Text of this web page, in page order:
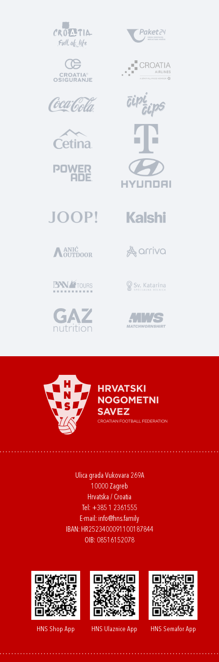
Ulica grada Vukovara 269A
10000 Zagreb
Hrvatska / Croatia
Tel: +385 1 2361555
E-mail: info@hns.family
IBAN: HR2523400091100187844
OIB: 08516152078
HNS Shop App HNS Ulaznice App HNS Semafor App